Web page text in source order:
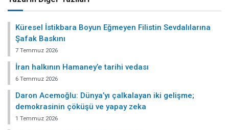
Küresel İstikbara Boyun Eğmeyen Filistin Sevdalılarına
Şafak Baskını
7 Temmuz 2026
İran halkının Hamaney’e tarihi vedası
6 Temmuz 2026
Daron Acemoğlu: Dünya’yı çalkalayan iki gelişme;
demokrasinin çöküşü ve yapay zeka
1 Temmuz 2026